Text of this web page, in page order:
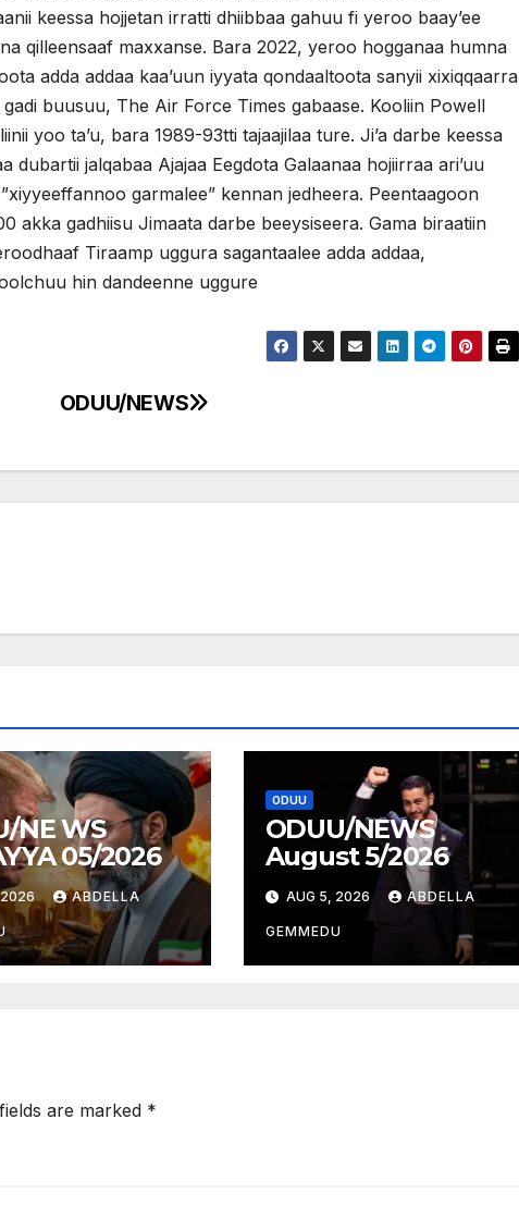
keessa hojjetan irratti dhiibbaa gahuu fi yeroo baay’ee
qilleensaaf maxxanse. Bara 2022, yeroo hogganaa humna
adda addaa kaa’uun iyyata qondaaltoota sanyii xixiqqaarra
buusuu, The Air Force Times gabaase. Kooliin Powell
yoo ta’u, bara 1989-93tti tajaajilaa ture. Ji’a darbe keessa
dubartii jalqabaa Ajajaa Eegdota Galaanaa hojiirraa ari’uu
garmalee” kennan jedheera. Peentaagoon
gadhiisu Jimaata darbe beeysiseera. Gama biraatiin
Tiraamp uggura sagantaalee adda addaa,
hin dandeenne uggure
ODUU/NEWS
NE WS
05/2026
ABDELLA
ODUU
ODUU/NEWS
August 5/2026
AUG 5, 2026 ABDELLA
GEMMEDU
are marked *